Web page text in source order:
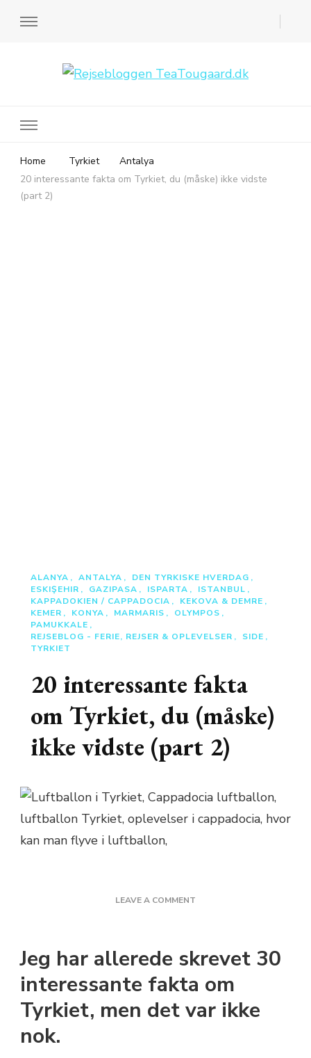
Home Tyrkiet
Antalya
20 interessante fakta om Tyrkiet, du (måske) ikke vidste
(part 2)
ALANYA ANTALYA
DEN TYRKISKE HVERDAG
ESKIŞEHIR
GAZIPASA ISPARTA
ISTANBUL
KAPPADOKIEN / CAPPADOCIA
KEKOVA & DEMRE
KEMER
KONYA MARMARIS
OLYMPOS
PAMUKKALE
REJSEBLOG - FERIE, REJSER & OPLEVELSER
SIDE
TYRKIET
20 interessante fakta
om Tyrkiet, du (måske)
ikke vidste (part 2)
LEAVE A COMMENT
OM
DU
(MÅSKE)
IKKE
Jeg har allerede skrevet 30
interessante fakta om
Tyrkiet, men det var ikke
nok.